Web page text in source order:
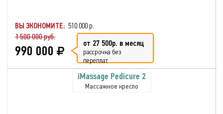
ВЫ ЭКОНОМИТЕ: 510 000 р.
1 500 000 руб.
990 000 от 27 500р. в месяц
рассрочка без
переплат
iMassage Pedicure 2
Массажное кресло